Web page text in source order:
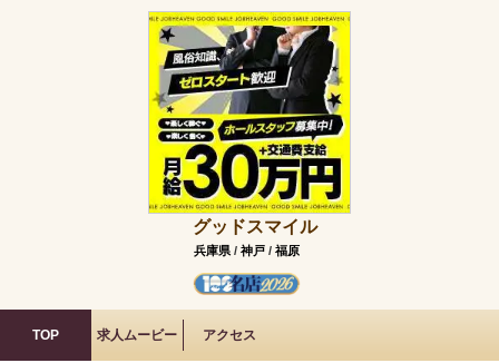
グッドスマイル
兵庫県 / 神戸 / 福原
TOP 求人ムービー アクセス